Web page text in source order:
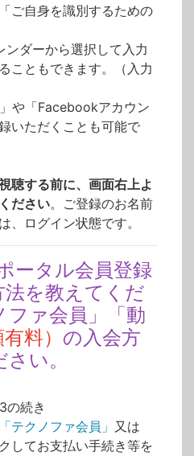
ご自身を識別するための
ダーから選択して入力
こともできます。（入力
や「Facebookアカウン
いただくことも可能で
聴する前に、画面右上よ
ださい。ご登録のお名前
、ログイン状態です。
ータル会員登録
法を教えてくだ
ファ会員」「動
料） の入会方
い。
の続き
「テクノファ会員」 又は
してお支払い手続き等を